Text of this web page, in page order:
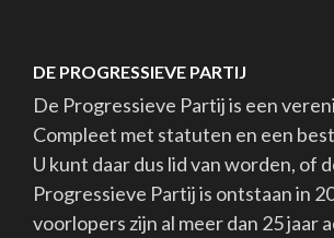
DE PROGRESSIEVE PARTIJ
De Progressieve Partij is een
Compleet met statuten en een
U kunt daar dus lid van worden, of
Progressieve Partij is ontstaan in
voorlopers zijn al meer dan 25 jaar